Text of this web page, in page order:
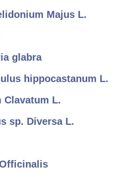
Majus L.
glabra
hippocastanum L.
Clavatum L.
sp. Diversa L.